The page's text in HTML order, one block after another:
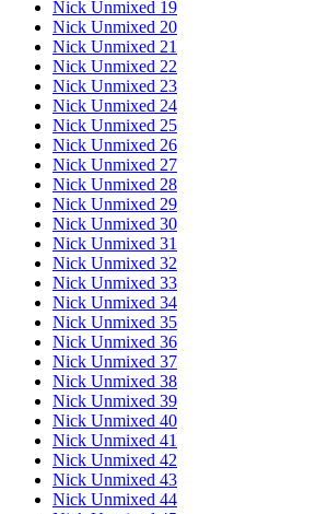
Nick Unmixed 19
Nick Unmixed 20
Nick Unmixed 21
Nick Unmixed 22
Nick Unmixed 23
Nick Unmixed 24
Nick Unmixed 25
Nick Unmixed 26
Nick Unmixed 27
Nick Unmixed 28
Nick Unmixed 29
Nick Unmixed 30
Nick Unmixed 31
Nick Unmixed 32
Nick Unmixed 33
Nick Unmixed 34
Nick Unmixed 35
Nick Unmixed 36
Nick Unmixed 37
Nick Unmixed 38
Nick Unmixed 39
Nick Unmixed 40
Nick Unmixed 41
Nick Unmixed 42
Nick Unmixed 43
Nick Unmixed 44